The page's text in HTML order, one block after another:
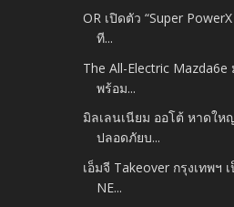
OR เปิดตัว “Super
ที...
The All-Electric
พร้อม...
มิลเลนเนียม ออโต้ หาดให
ปลอดภัยบ...
เอ็มจี Takeover กรุงเทพฯ
NE...